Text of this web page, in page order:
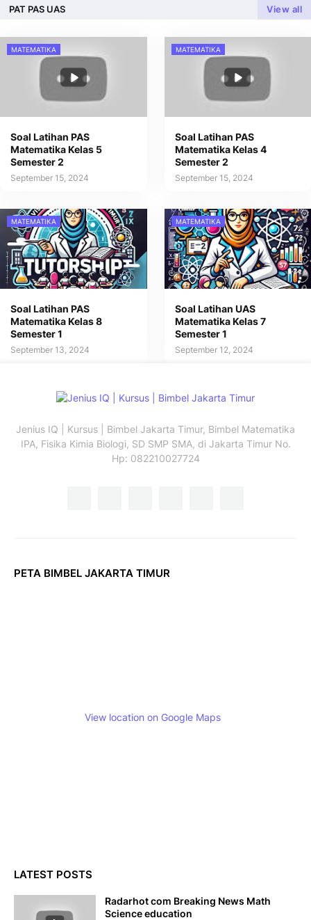
PAT PAS UAS View all
MATEMATIKA
Soal Latihan PAS
Matematika Kelas 5
Semester 2
September 15, 2024
MATEMATIKA
Soal Latihan PAS
Matematika Kelas 4
Semester 2
September 15, 2024
MATEMATIKA
Soal Latihan PAS
Matematika Kelas 8
Semester 1
September 13, 2024
MATEMATIKA
Soal Latihan UAS
Matematika Kelas 7
Semester 1
September 12, 2024
Jenius IQ | Kursus | Bimbel Jakarta Timur, Bimbel Matematika
IPA, Fisika Kimia Biologi, SD SMP SMA, di Jakarta Timur No.
Hp: 082210027724
PETA BIMBEL JAKARTA TIMUR
View location on Google Maps
LATEST POSTS
Radarhot com Breaking News Math
Science education